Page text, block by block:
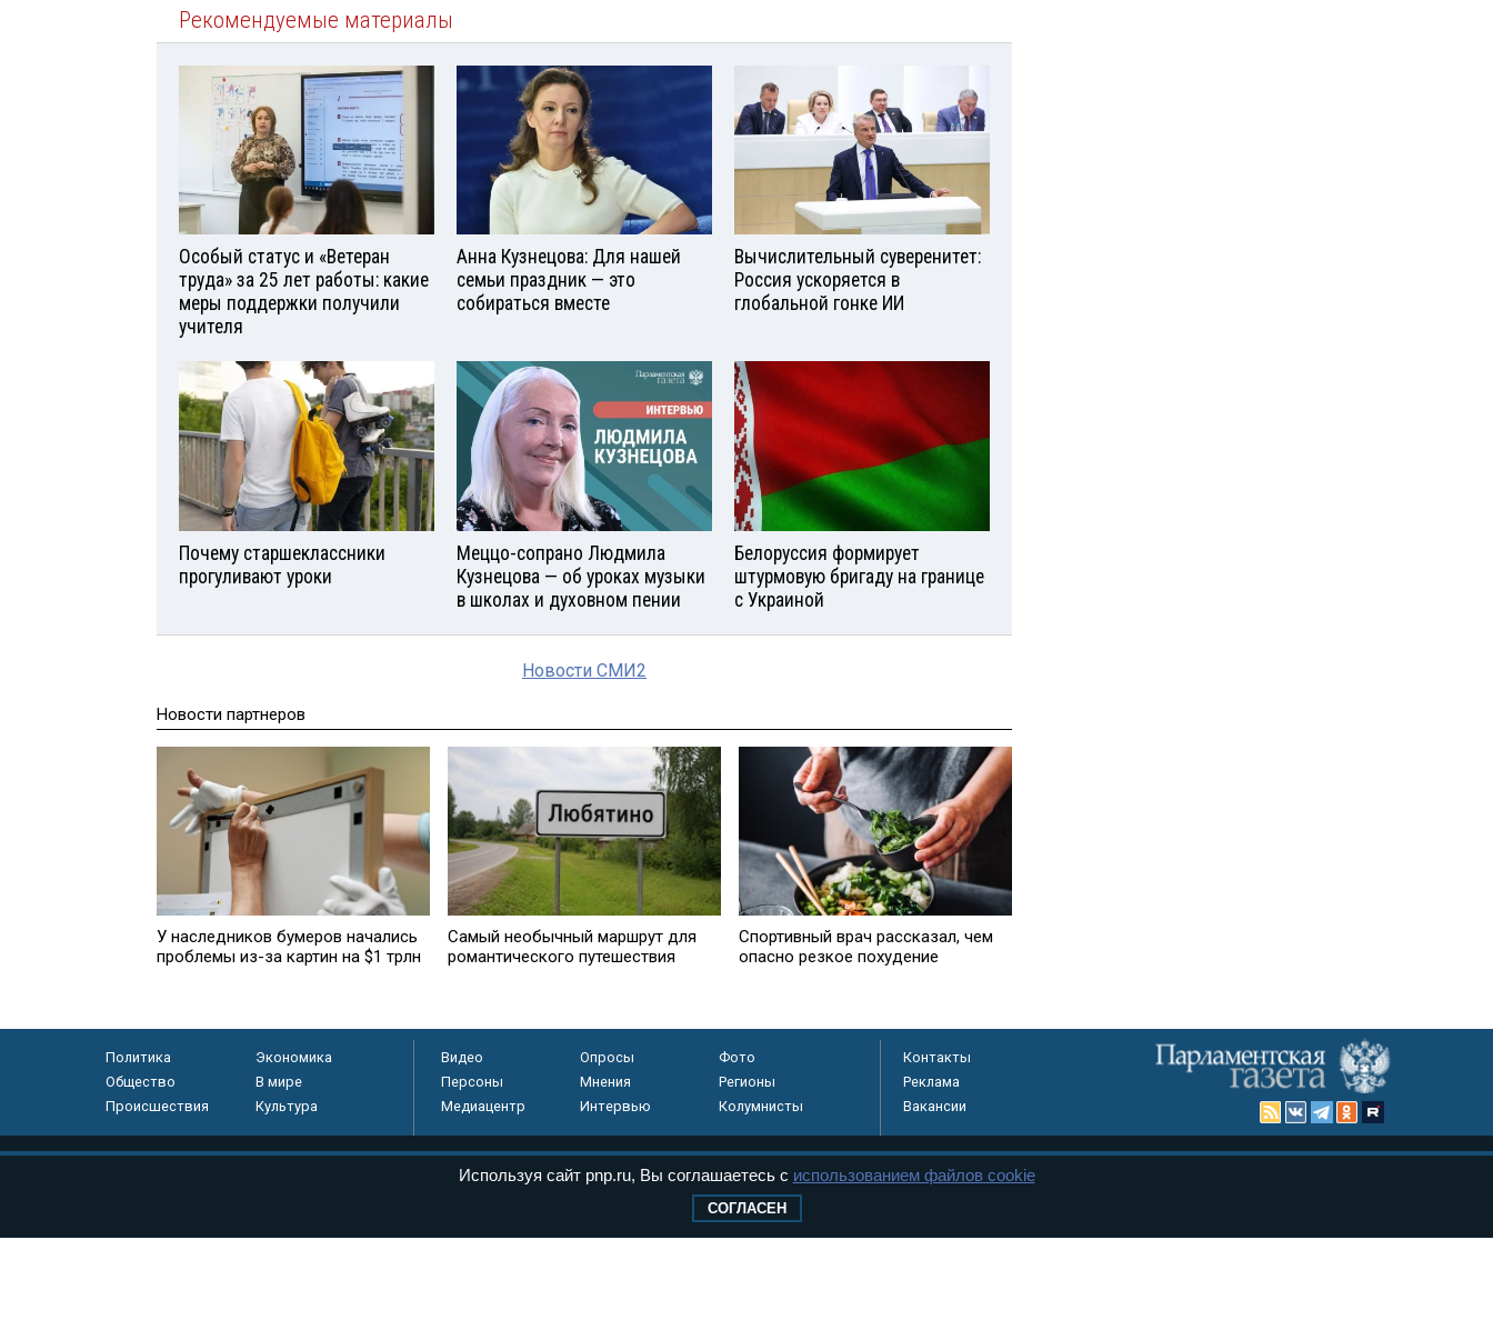
Рекомендуемые материалы
Особый статус и «Ветеран
труда» за 25 лет работы: какие
меры поддержки получили
учителя
Анна Кузнецова: Для нашей
семьи праздник — это
собираться вместе
Вычислительный суверенитет:
Россия ускоряется в
глобальной гонке ИИ
Почему старшеклассники
прогуливают уроки
Меццо-сопрано Людмила
Кузнецова — об уроках музыки
в школах и духовном пении
Белоруссия формирует
штурмовую бригаду на границе
с Украиной
Новости СМИ2
Новости партнеров
У наследников бумеров начались
проблемы из-за картин на $1 трлн
Самый необычный маршрут для
романтического путешествия
Спортивный врач рассказал, чем
опасно резкое похудение
Политика
Экономика
Общество
В мире
Происшествия
Культура
Видео Опросы
Фото
Персоны
Мнения
Регионы
Медиацентр
Интервью Колумнисты
Контакты
Реклама
Вакансии
Используя сайт pnp.ru, Вы соглашаетесь с использованием файлов cookie
СОГЛАСЕН